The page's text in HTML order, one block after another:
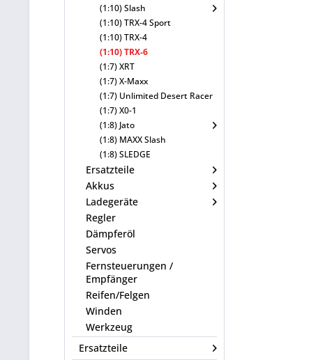
(1:10) Slash
(1:10) TRX-4 Sport
(1:10) TRX-4
(1:10) TRX-6
(1:7) XRT
(1:7) X-Maxx
(1:7) Unlimited Desert Racer
(1:7) X0-1
(1:8) Jato
(1:8) MAXX Slash
(1:8) SLEDGE
Ersatzteile
Akkus
Ladegeräte
Regler
Dämpferöl
Servos
Fernsteuerungen /
Empfänger
Reifen/Felgen
Winden
Werkzeug
Ersatzteile